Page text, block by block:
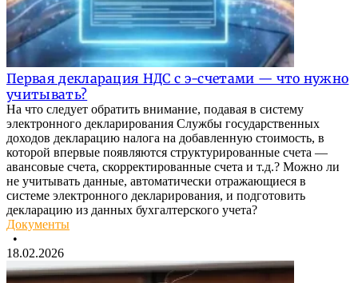
Первая декларация НДС с э-счетами — что нужно
учитывать?
На что следует обратить внимание, подавая в систему
электронного декларирования Службы государственных
доходов декларацию налога на добавленную стоимость, в
которой впервые появляются структурированные счета —
авансовые счета, скорректированные счета и т.д.? Можно ли
не учитывать данные, автоматически отражающиеся в
системе электронного декларирования, и подготовить
декларацию из данных бухгалтерского учета?
Документы
•
18.02.2026